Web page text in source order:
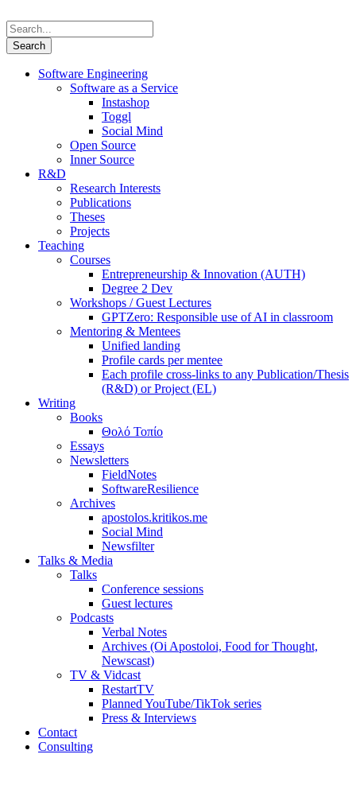
Software Engineering
Software as a Service
Instashop
Toggl
Social Mind
Open Source
Inner Source
R&D
Research Interests
Publications
Theses
Projects
Teaching
Courses
Entrepreneurship & Innovation (AUTH)
Degree 2 Dev
Workshops / Guest Lectures
GPTZero: Responsible use of AI in classroom
Mentoring & Mentees
Unified landing
Profile cards per mentee
Each profile cross-links to any Publication/Thesis
(R&D) or Project (EL)
Writing
Books
Θολό Τοπίο
Essays
Newsletters
FieldNotes
SoftwareResilience
Archives
apostolos.kritikos.me
Social Mind
Newsfilter
Talks & Media
Talks
Conference sessions
Guest lectures
Podcasts
Verbal Notes
Archives (Oi Apostoloi, Food for Thought,
Newscast)
TV & Vidcast
RestartTV
Planned YouTube/TikTok series
Press & Interviews
Contact
Consulting